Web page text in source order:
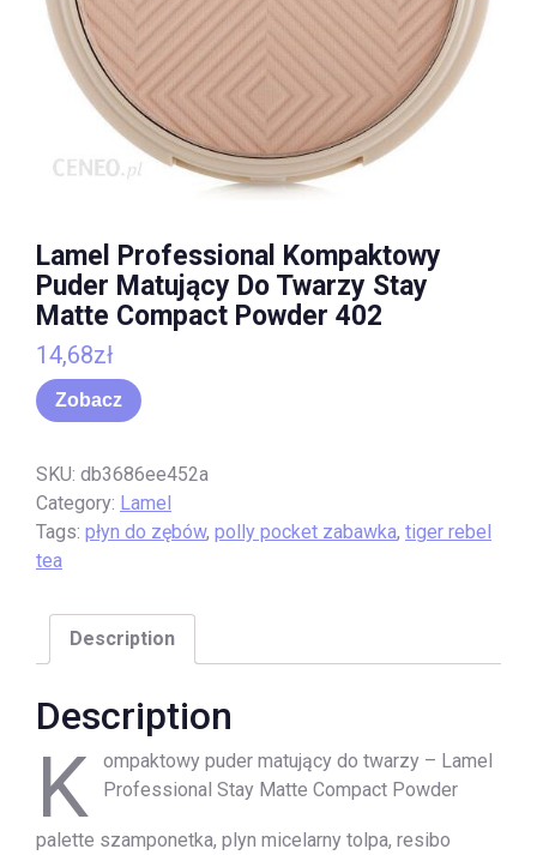
Lamel Professional Kompaktowy
Puder Matujący Do Twarzy Stay
Matte Compact Powder 402
14,68zł
Zobacz
SKU: db3686ee452a
Category: Lamel
Tags: płyn do zębów, polly pocket zabawka, tiger rebel
tea
Description
Description
K
ompaktowy puder matujący do twarzy – Lamel
Professional Stay Matte Compact Powder
palette szamponetka, plyn micelarny tolpa, resibo